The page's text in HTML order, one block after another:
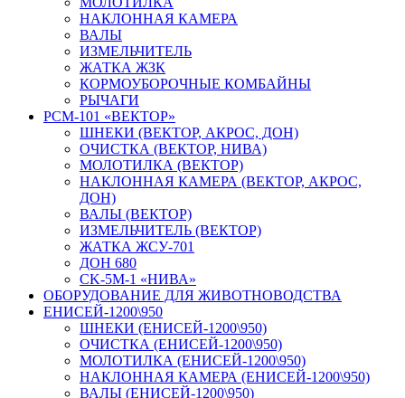
НАКЛОННАЯ КАМЕРА
ВАЛЫ
ИЗМЕЛЬЧИТЕЛЬ
ЖАТКА ЖЗК
КОРМОУБОРОЧНЫЕ КОМБАЙНЫ
РЫЧАГИ
РСМ-101 «ВЕКТОР»
ШНЕКИ (ВЕКТОР, АКРОС, ДОН)
ОЧИСТКА (ВЕКТОР, НИВА)
МОЛОТИЛКА (ВЕКТОР)
НАКЛОННАЯ КАМЕРА (ВЕКТОР, АКРОС,
ДОН)
ВАЛЫ (ВЕКТОР)
ИЗМЕЛЬЧИТЕЛЬ (ВЕКТОР)
ЖАТКА ЖСУ-701
ДОН 680
CK-5М-1 «НИВА»
ОБОРУДОВАНИЕ ДЛЯ ЖИВОТНОВОДСТВА
ЕНИСЕЙ-1200\950
ШНЕКИ (ЕНИСЕЙ-1200\950)
ОЧИСТКА (ЕНИСЕЙ-1200\950)
МОЛОТИЛКА (ЕНИСЕЙ-1200\950)
НАКЛОННАЯ КАМЕРА (ЕНИСЕЙ-1200\950)
ВАЛЫ (ЕНИСЕЙ-1200\950)